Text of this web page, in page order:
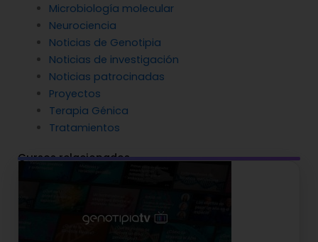
Microbiología molecular
Neurociencia
Noticias de Genotipia
Noticias de investigación
Noticias patrocinadas
Proyectos
Terapia Génica
Tratamientos
Cursos relacionados